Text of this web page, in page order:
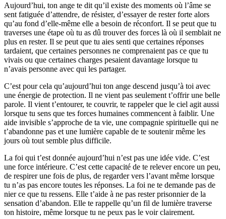
Aujourd’hui, ton ange te dit qu’il existe des moments où l’âme se
sent fatiguée d’attendre, de résister, d’essayer de rester forte alors
qu’au fond d’elle-même elle a besoin de réconfort. Il se peut que tu
traverses une étape où tu as dû trouver des forces là où il semblait ne
plus en rester. Il se peut que tu aies senti que certaines réponses
tardaient, que certaines personnes ne comprenaient pas ce que tu
vivais ou que certaines charges pesaient davantage lorsque tu
n’avais personne avec qui les partager.
C’est pour cela qu’aujourd’hui ton ange descend jusqu’à toi avec
une énergie de protection. Il ne vient pas seulement t’offrir une belle
parole. Il vient t’entourer, te couvrir, te rappeler que le ciel agit aussi
lorsque tu sens que tes forces humaines commencent à faiblir. Une
aide invisible s’approche de ta vie, une compagnie spirituelle qui ne
t’abandonne pas et une lumière capable de te soutenir même les
jours où tout semble plus difficile.
La foi qui t’est donnée aujourd’hui n’est pas une idée vide. C’est
une force intérieure. C’est cette capacité de te relever encore un peu,
de respirer une fois de plus, de regarder vers l’avant même lorsque
tu n’as pas encore toutes les réponses. La foi ne te demande pas de
nier ce que tu ressens. Elle t’aide à ne pas rester prisonnier de la
sensation d’abandon. Elle te rappelle qu’un fil de lumière traverse
ton histoire, même lorsque tu ne peux pas le voir clairement.